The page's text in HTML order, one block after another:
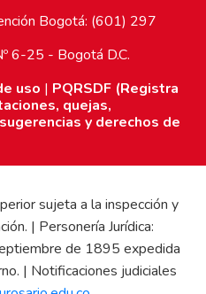
Bogotá: (601) 297
6-25 - Bogotá D.C.
uso | PQRSDF (Registra
quejas,
y derechos de
sujeta a la inspección y
| Personería Jurídica:
de 1895 expedida
| Notificaciones judiciales